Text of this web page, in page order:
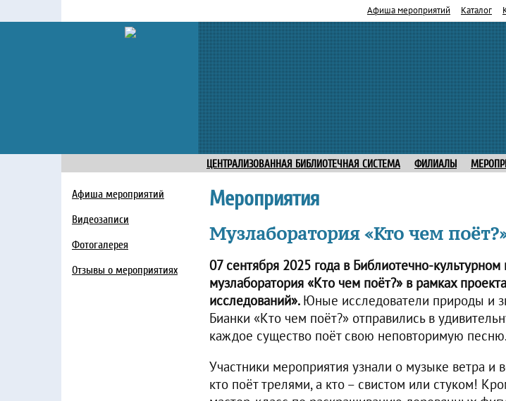
Афиша мероприятий Каталог
ЦЕНТРАЛИЗОВАННАЯ БИБЛИОТЕЧНАЯ СИСТЕМА ФИЛИАЛЫ
Афиша мероприятий
Видеозаписи
Фотогалерея
Отзывы о мероприятиях
Мероприятия
Музлаборатория «Кто чем
07 сентября 2025 года в Библиотечно-культурном
музлаборатория «Кто чем поёт?» в рамках
исследований». Юные исследователи природы и
Бианки «Кто чем поёт?» отправились в
каждое существо поёт свою неповторимую песню.
Участники мероприятия узнали о музыке ветра и
кто поёт трелями, а кто – свистом или стуком!